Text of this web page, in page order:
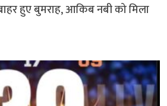
हुए बुमराह, आकिब नबी को मिला